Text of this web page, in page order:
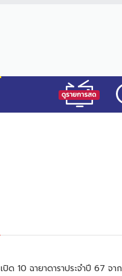
เปิด 10 ฉายาดาราประจำปี 67 จาก